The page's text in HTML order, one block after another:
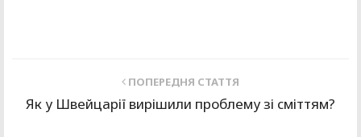
ПОПЕРЕДНЯ СТАТТЯ
Як у Швейцарії вирішили проблему зі сміттям?